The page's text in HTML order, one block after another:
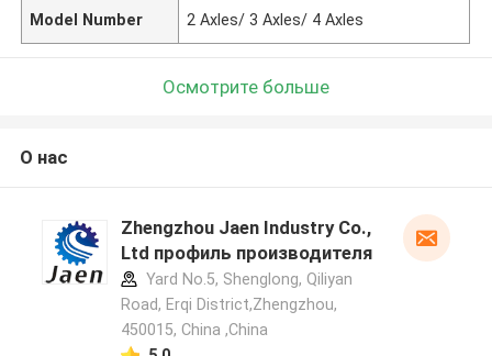
Model Number 2 Axles/ 3 Axles/ 4 Axles
Осмотрите больше
О нас
Zhengzhou Jaen Industry Co.,
Ltd профиль производителя
Yard No.5, Shenglong, Qiliyan
Road, Erqi District,Zhengzhou,
450015, China ,China